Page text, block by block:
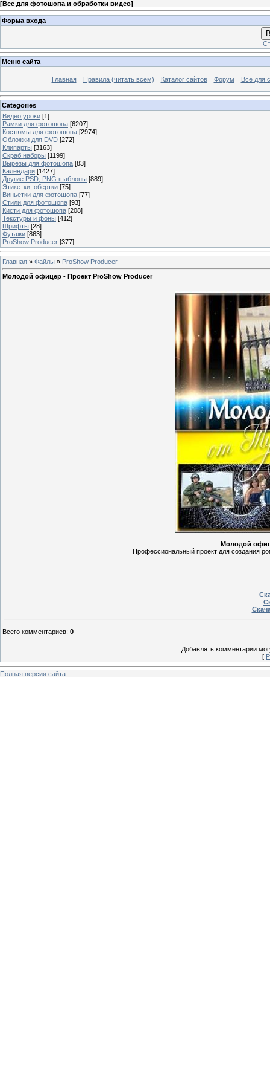
[Все для фотошопа и обработки видео]
Форма входа
Меню сайта
Главная Правила (читать всем) Каталог сайтов Форум Все для
Categories
Видео уроки [1]
Рамки для фотошопа [6207]
Костюмы для фотошопа [2974]
Обложки для DVD [272]
Клипарты [3163]
Скраб наборы [1199]
Вырезы для фотошопа [83]
Календари [1427]
Другие PSD, PNG шаблоны [889]
Этикетки, обертки [75]
Виньетки для фотошопа [77]
Стили для фотошопа [93]
Кисти для фотошопа [208]
Текстуры и фоны [412]
Шрифты [28]
Футажи [863]
ProShow Producer [377]
Главная » Файлы » ProShow Producer
Молодой офицер - Проект ProShow Producer
Молодой
Профессиональный проект для создания
Всего комментариев: 0
Добавлять комментарии
[
Полная версия сайта